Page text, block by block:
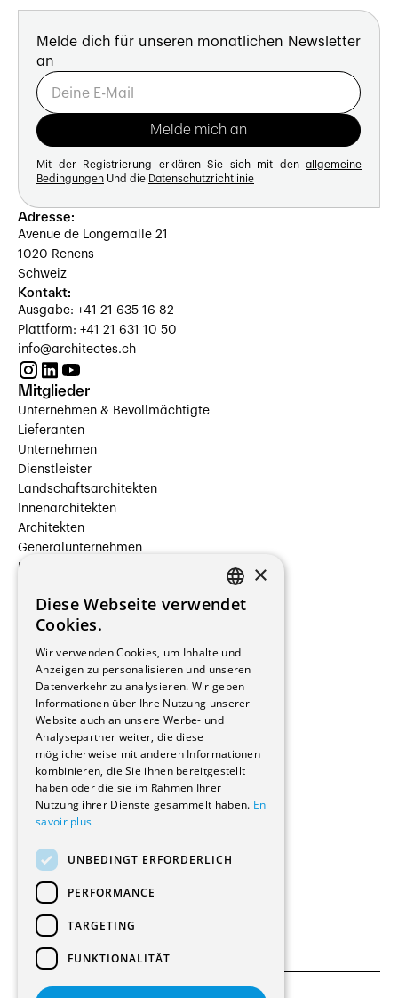
Melde dich für unseren monatlichen Newsletter
an
Mit der Registrierung erklären Sie sich mit den allgemeine
Bedingungen Und die Datenschutzrichtlinie
Adresse:
Avenue de Longemalle 21
1020 Renens
Schweiz
Kontakt:
Ausgabe: +41 21 635 16 82
Plattform: +41 21 631 10 50
info@architectes.ch
Mitglieder
Unternehmen & Bevollmächtigte
Lieferanten
Unternehmen
Dienstleister
Landschaftsarchitekten
Innenarchitekten
Architekten
Generalunternehmen
Beauftragte Unternehmen
Hersteller/Lieferanten
Bauherrschaften
Immobilienverwaltungsgesellschaften
Stockwerkeigentum
Reportagen
Wohnungen
Renovierungen
Innere Umbauten
Gastgewerbe und Tourismus
Verwaltungsgebäude und Geschäfte
Schuleinrichtungen
Medizinische Einrichtungen
Kultur - Sport - Freizeit
Industrie - Handwerk
Transport und Parkplätze
Diverse Bauten
FRENCH
×
Diese Webseite verwendet
Cookies.
Wir verwenden Cookies, um Inhalte und
Anzeigen zu personalisieren und unseren
Datenverkehr zu analysieren. Wir geben
Informationen über Ihre Nutzung unserer
Website auch an unsere Werbe- und
Analysepartner weiter, die diese
möglicherweise mit anderen Informationen
kombinieren, die Sie ihnen bereitgestellt
haben oder die sie im Rahmen Ihrer
Nutzung ihrer Dienste gesammelt haben. En
savoir plus
UNBEDINGT ERFORDERLICH
PERFORMANCE
TARGETING
FUNKTIONALITÄT